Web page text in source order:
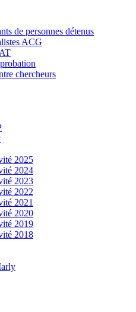
de personnes détenus
ACG
chercheurs
2025
2024
2023
2022
2021
2020
2019
2018